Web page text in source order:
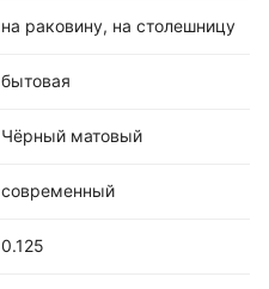
на раковину, на столешницу
бытовая
Чёрный матовый
современный
0.125